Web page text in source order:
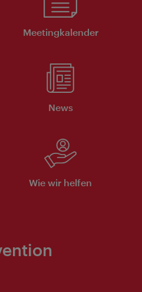
Meeting­kalender
News
Wie wir helfen